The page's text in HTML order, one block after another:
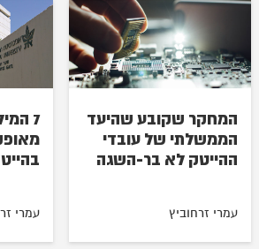
המחקר שקובע שהיעד
הממשלתי של עובדי
ההייטק לא בר-השגה
עמרי זרחוביץ
7
עמרי